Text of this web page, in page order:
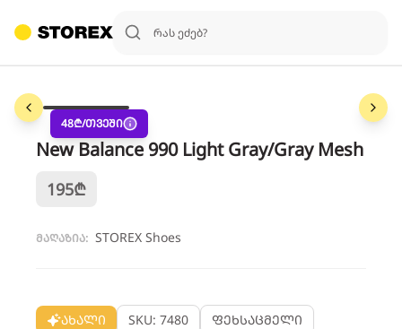
48₾/თვეში
New Balance 990 Light Gray/Gray Mesh
195₾
მაღაზია: STOREX Shoes
ახალი SKU: 7480
ფეხსაცმელი